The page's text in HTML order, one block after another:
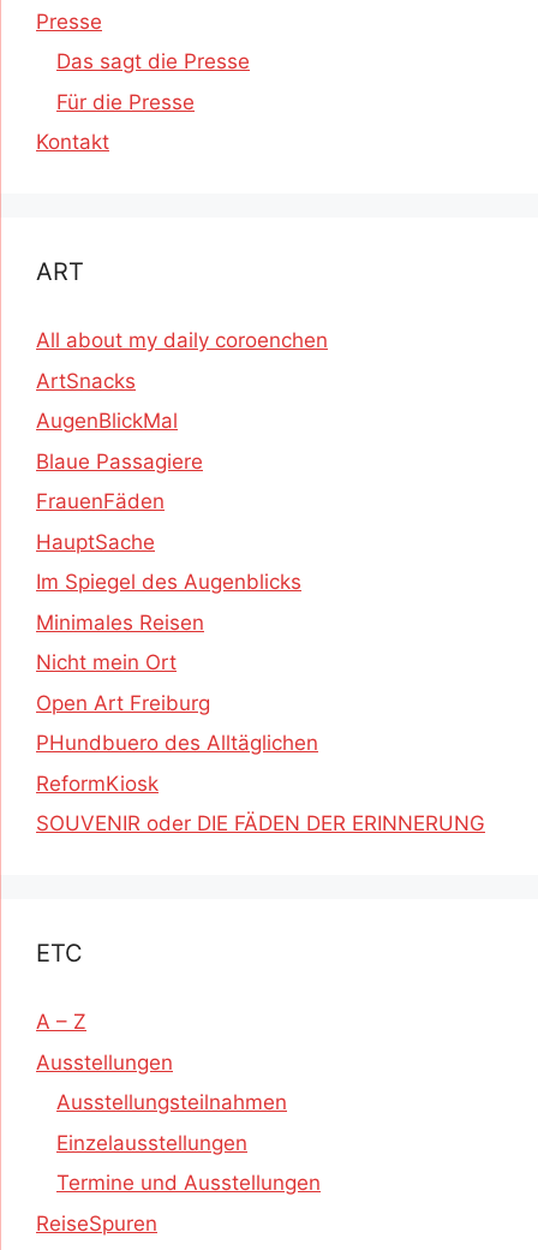
Presse
Das sagt die Presse
Für die Presse
Kontakt
ART
All about my daily coroenchen
ArtSnacks
AugenBlickMal
Blaue Passagiere
FrauenFäden
HauptSache
Im Spiegel des Augenblicks
Minimales Reisen
Nicht mein Ort
Open Art Freiburg
PHundbuero des Alltäglichen
ReformKiosk
SOUVENIR oder DIE FÄDEN DER ERINNERUNG
ETC
A – Z
Ausstellungen
Ausstellungsteilnahmen
Einzelausstellungen
Termine und Ausstellungen
ReiseSpuren